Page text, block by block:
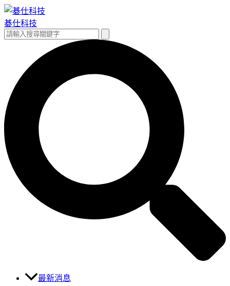
跳
至
主
碁仕科技
搜
最新消息